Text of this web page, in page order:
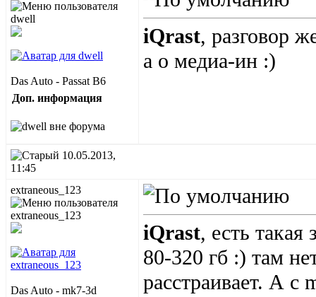
Das Auto - Passat B6
Доп. информация
iQrast, разговор
а о медиа-ин :)
10.05.2013,
11:45
extraneous_123
Das Auto - mk7-3d
iQrast, есть такая
80-320 гб :) там
расстраивает. А с